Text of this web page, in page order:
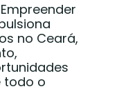
no Ceará,
todo o